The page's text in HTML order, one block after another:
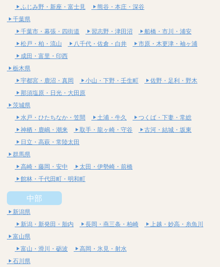
ふじみ野・新座・富士見
熊谷・本庄・深谷
千葉県
千葉市・幕張・四街道
習志野・津田沼
船橋・市川・浦安
松戸・柏・流山
八千代・佐倉・白井
市原・木更津・袖ヶ浦
成田・富里・印西
栃木県
宇都宮・鹿沼・真岡
小山・下野・壬生町
佐野・足利・野木
那須塩原・日光・大田原
茨城県
水戸・ひたちなか・笠間
土浦・牛久
つくば・下妻・常総
神栖・鹿嶋・潮来
取手・龍ヶ崎・守谷
古河・結城・坂東
日立・高萩・常陸太田
群馬県
高崎・藤岡・安中
太田・伊勢崎・前橋
館林・千代田町・明和町
中部
新潟県
新潟・新発田・胎内
長岡・燕三条・柏崎
上越・妙高・糸魚川
富山県
富山・滑川・砺波
高岡・氷見・射水
石川県